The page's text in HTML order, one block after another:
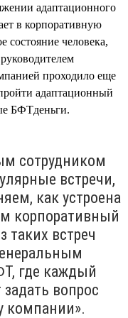
адаптационного
в корпоративную
состояние человека,
проходило еще
адаптационный
БФТденьги.
сотрудником
встречи,
как устроена
корпоративный
таких встреч
где каждый
вопрос
компании».